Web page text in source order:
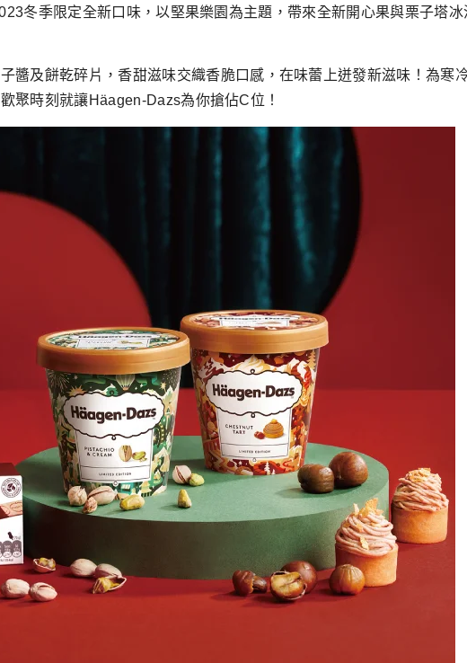
冬季限定全新口味，以堅果樂園為主題，帶來全新開心果與栗子塔
醬及餅乾碎片，香甜滋味交織香脆口感，在味蕾上迸發新滋味！為寒
聚時刻就讓Häagen-Dazs為你搶佔C位！